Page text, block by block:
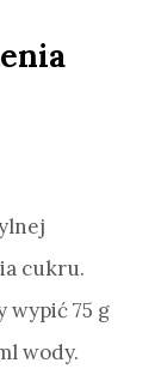
cukru.
wypić 75 g
wody.